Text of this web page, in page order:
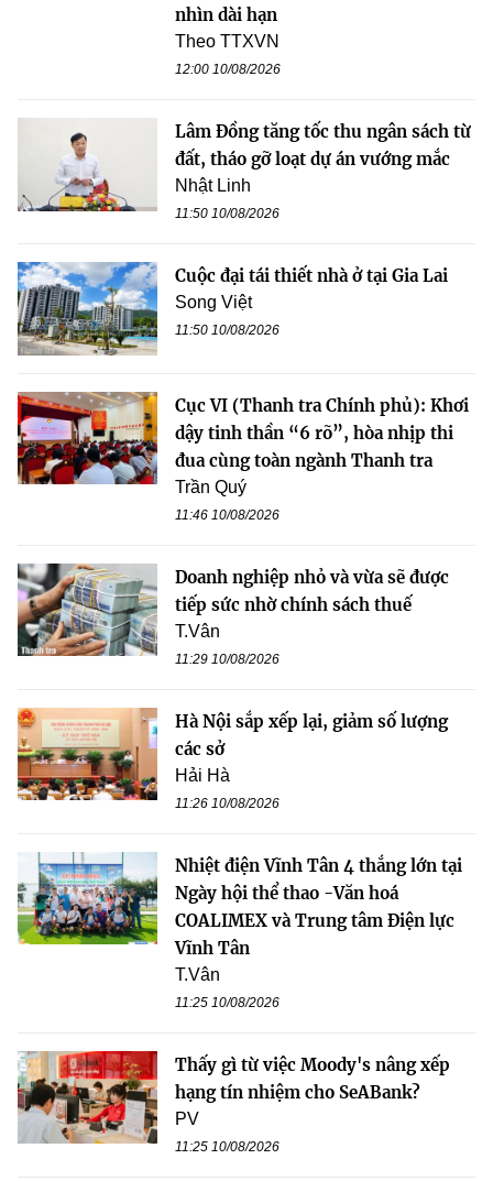
nhìn dài hạn
Theo TTXVN
12:00 10/08/2026
Lâm Đồng tăng tốc thu ngân sách từ
đất, tháo gỡ loạt dự án vướng mắc
Nhật Linh
11:50 10/08/2026
Cuộc đại tái thiết nhà ở tại Gia Lai
Song Việt
11:50 10/08/2026
Cục VI (Thanh tra Chính phủ): Khơi
dậy tinh thần “6 rõ”, hòa nhịp thi
đua cùng toàn ngành Thanh tra
Trần Quý
11:46 10/08/2026
Doanh nghiệp nhỏ và vừa sẽ được
tiếp sức nhờ chính sách thuế
T.Vân
11:29 10/08/2026
Hà Nội sắp xếp lại, giảm số lượng
các sở
Hải Hà
11:26 10/08/2026
Nhiệt điện Vĩnh Tân 4 thắng lớn tại
Ngày hội thể thao -Văn hoá
COALIMEX và Trung tâm Điện lực
Vĩnh Tân
T.Vân
11:25 10/08/2026
Thấy gì từ việc Moody's nâng xếp
hạng tín nhiệm cho SeABank?
PV
11:25 10/08/2026